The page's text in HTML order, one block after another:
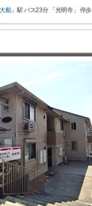
大船」駅 バス23分 「光明寺」 停歩